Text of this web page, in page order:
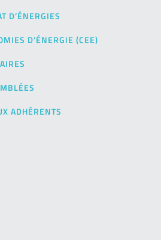
D’ÉNERGIES
D’ÉNERGIE (CEE)
ADHÉRENTS